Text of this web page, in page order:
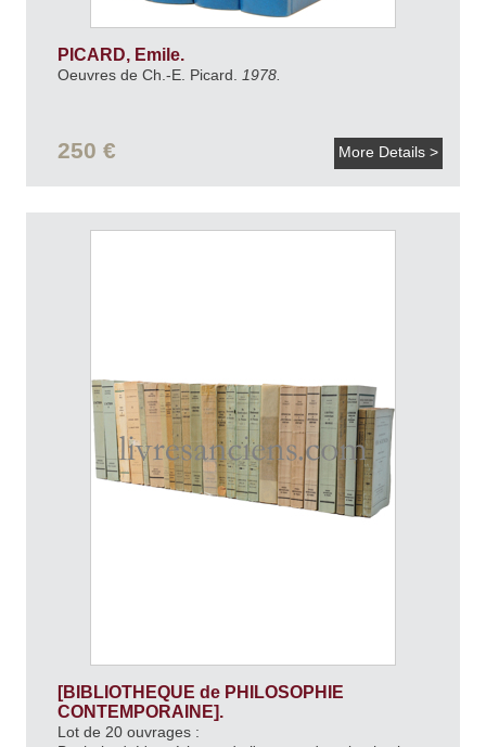
PICARD, Emile.
Oeuvres de Ch.-E. Picard. 1978.
250 € More Details >
[BIBLIOTHEQUE de PHILOSOPHIE
CONTEMPORAINE].
Lot de 20 ouvrages :